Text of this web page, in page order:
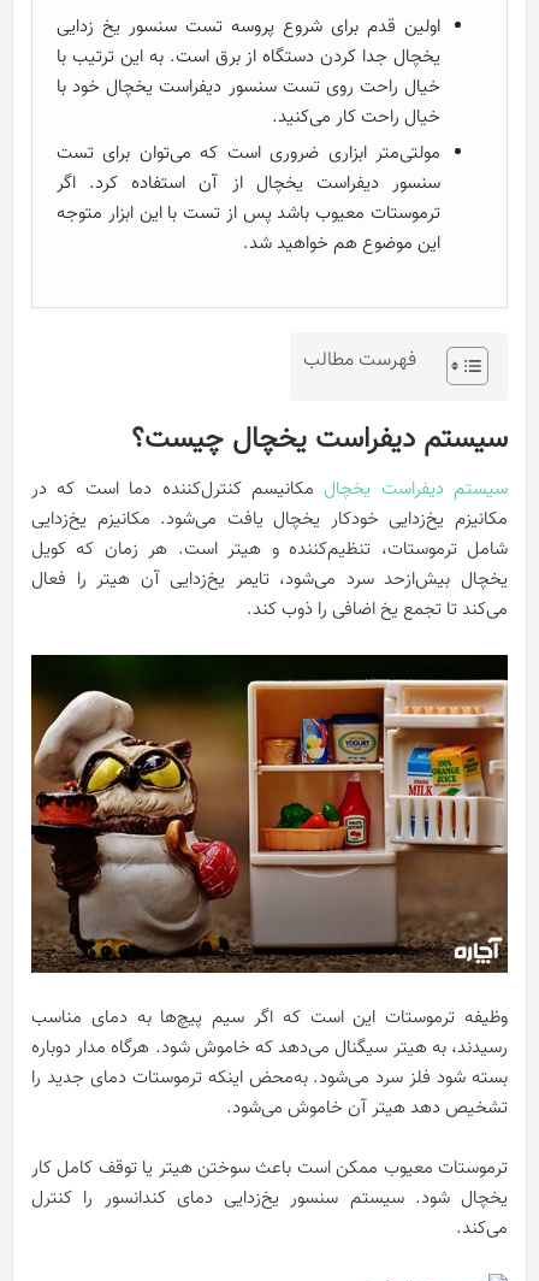
اولین قدم برای شروع پروسه تست سنسور یخ زدایی
یخچال جدا کردن دستگاه از برق است. به این ترتیب با
خیال راحت روی تست سنسور دیفراست یخچال خود با
خیال راحت کار می‌کنید.
مولتی‌متر ابزاری ضروری است که می‌توان برای تست
سنسور دیفراست یخچال از آن استفاده کرد. اگر
ترموستات معیوب باشد پس از تست با این ابزار متوجه
این موضوع هم خواهید شد.
فهرست مطالب
سیستم دیفراست یخچال چیست؟
سیستم دیفراست یخچال مکانیسم کنترل‌کننده دما است که در
مکانیزم یخ‌زدایی خودکار یخچال یافت می‌شود. مکانیزم یخ‌زدایی
شامل ترموستات، تنظیم‌کننده و هیتر است. هر زمان که کویل
یخچال بیش‌ازحد سرد می‌شود، تایمر یخ‌زدایی آن هیتر را فعال
می‌کند تا تجمع یخ اضافی را ذوب کند.
وظیفه ترموستات این است که اگر سیم پیچ‌ها به دمای مناسب
رسیدند، به هیتر سیگنال می‌دهد که خاموش شود. هرگاه مدار دوباره
بسته شود فلز سرد می‌شود. به‌محض اینکه ترموستات دمای جدید را
تشخیص دهد هیتر آن خاموش می‌شود.
ترموستات معیوب ممکن است باعث سوختن هیتر یا توقف کامل کار
یخچال شود. سیستم سنسور یخ‌زدایی دمای کندانسور را کنترل
می‌کند.